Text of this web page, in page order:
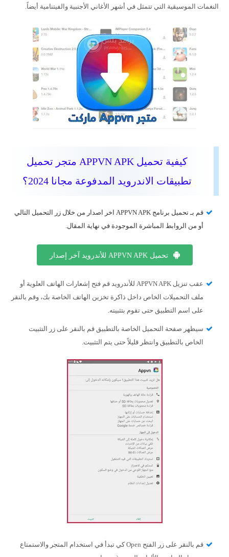
النغمات الموسيقية التي تتمثل في أشهر الأغاني الأجنبية والفيتنامية أيضاً.
كيفية تحميل APPVN APK متجر تحميل
تطبيقات الاندرويد المدفوعة مجانا 2024؟
قم بـ تحميل برنامج APPVN APK اخر اصدار من خلال زر التحميل التالي
أو من الروابط المباشرة الموجودة في نهاية المقال.
تحميل APPVN APK للأندرويد آخر إصدار
عقب تنزيل APPVN APK للأندرويد قم فتح إشعارات الهاتف العلوية أو
ملف التحميلات الخاص داخل ذاكرة تخزين الهاتف الخاصة بك، وقم بالنقر
على اسم التطبيق حتى تقوم بتثبيته.
سيظهر صفحة التحميل الخاصة بالتطبيق قم بالنقر على زر التثبيت
الخاص بالتطبيق وانتظر قليلاً حتى يتم التثبيت.
قم بالنقر على زر الفتح Open كي تبدأ في استخدام المتجر والاستمتاع